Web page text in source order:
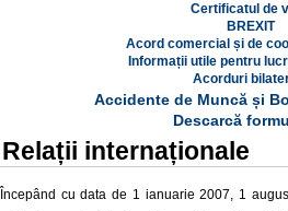
Certificatul de
BREXIT
Acord comercial și de
Informații utile pentru
Acorduri
Accidente de Muncă și
Descarcă
Relații internaționale
Începând cu data de 1 ianuarie 2007, 1